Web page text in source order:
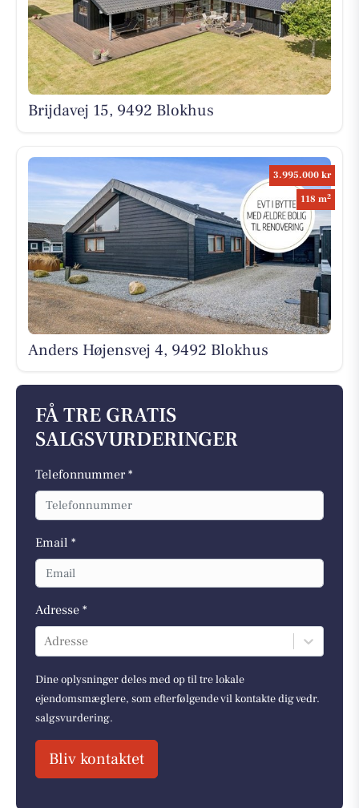
Brijdavej 15, 9492 Blokhus
3.995.000 kr
118 m2
Anders Højensvej 4, 9492 Blokhus
FÅ TRE GRATIS
SALGSVURDERINGER
Telefonnummer *
Email *
Adresse *
Adresse
Dine oplysninger deles med op til tre lokale
ejendomsmæglere, som efterfølgende vil kontakte dig vedr.
salgsvurdering.
Bliv kontaktet